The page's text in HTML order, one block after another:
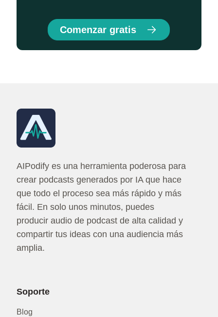
Comenzar gratis
AIPodify es una herramienta poderosa para
crear podcasts generados por IA que hace
que todo el proceso sea más rápido y más
fácil. En solo unos minutos, puedes
producir audio de podcast de alta calidad y
compartir tus ideas con una audiencia más
amplia.
Soporte
Blog